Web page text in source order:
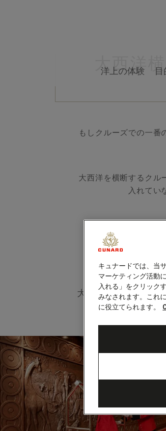
洋上の体験
大西洋
もしクルーズでの一番
大西洋を横断するクル
入れてい
大
大西洋横断クルーズ
まずは必
キュナードでは、当
マーケティング活動
入れる」をクリック
みなされます。これ
に役立てられます。